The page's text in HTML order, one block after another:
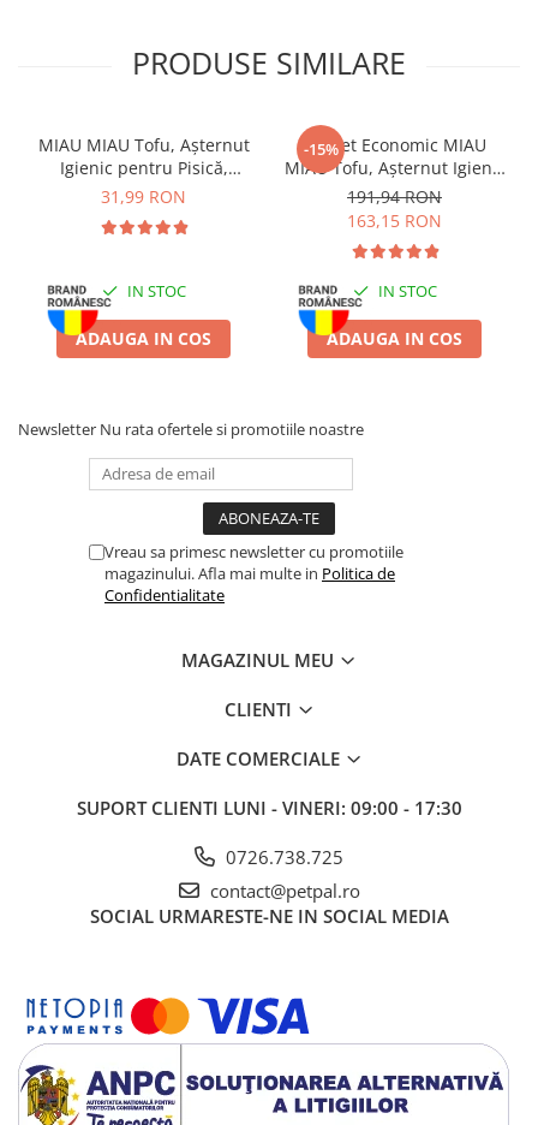
Instrucțiuni de utilizare : umpleți litiera pisicii cu un strat de
stratul ori de câte ori este nevoie pentru a menține igiena optimă.
PRODUSE SIMILARE
MIAU MIAU Tofu, Așternut
Igienic pentru Pisică,
Lavandă, 6L
31,99 RON
IN STOC
ADAUGA IN COS
-15%
Pachet Economic MIAU
MIAU Tofu, Așternut Igienic
pentru Pisică, Lavandă,
6x6L
191,94 RON
163,15 RON
IN STOC
ADAUGA IN COS
Newsletter Nu rata ofertele si promotiile noastre
Vreau sa primesc newsletter cu promotiile
magazinului. Afla mai multe in Politica de
Confidentialitate
MAGAZINUL MEU
CLIENTI
DATE COMERCIALE
SUPORT CLIENTI LUNI - VINERI: 09:00 - 17:30
0726.738.725
contact@petpal.ro
SOCIAL URMARESTE-NE IN SOCIAL MEDIA